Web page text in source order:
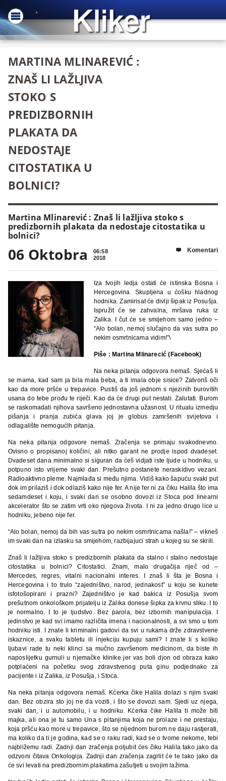
MARTINA MLINAREVIĆ :
ZNAŠ LI LAŽLJIVA
STOKO S
PREDIZBORNIH
PLAKATA DA
NEDOSTAJE
CITOSTATIKA U
BOLNICI?
Martina Mlinarević : Znaš li lažljiva stoko s
predizbornih plakata da nedostaje citostatika u
bolnici?
06 Oktobra
06:58
2018
 Komentari
Iza tvojih ledja ostati će istinska Bosna i
Hercegovina. Skupljena u ćošku hladnog
hodnika. Zamirisat će divlji šipak iz Posušja.
Ispružit će se zahvalna, mršava ruka iz
Zalika. I čut će se smijehom samo jedno –
“Alo bolan, nemoj slučajno da vas sutra po
nekim osmrtnicama vidim!”\
Piše : Martina Mlinarecić (Facebook)
Na neka pitanja odgovora nemaš. Sjećaš li
se mama, kad sam ja bila mala beba, a ti imala obje sisice? Zatvoriš oči
kao da more pršće u trepavice. Pustiš da još jednom s njezinih burovitih
usana do tebe prođu te riječi. Kao da će drugi put nestati. Zalutati. Burom
se raskomadati njihova savršeno jednostavna užasnost. U ritualu izmedju
pišanja i pranja zubića glava joj je globus zamršenih svijetova i
odlagalište nemogućih pitanja.
Na neka pitanja odgovore nemaš. Zračenja se primaju svakodnevno.
Ovisno o propisanoj količini, ali nitko garant ne prodje ispod dvadeset.
Dvadeset dana minimalno si siguran da ćeš vidjati iste ljude u hodniku, u
potpuno isto vrijeme svaki dan. Prešutno postanete neraskidivo vezani.
Radioaktivno pleme. Najmlađa si među njima. Vidiš kako šapuću svaki put
dok im prilaziš i dok odlaziš kako nije fer. A nije fer ni za čiku Halila što ima
sedamdeset i koju, i svaki dan se osobno dovozi iz Stoca pod linearni
akcelerator što se zatim vrti oko njegova života. I ni za jedno drugo lice u
hodniku, jebeno nije fer.
“Alo bolan, nemoj da bih vas sutra po nekim osmrtnicama našla!” – vikneš
im svaki dan na izlasku sa smijehom, razbijajuci strah u kojeg su se skrili.
Znaš li lažljiva stoko s predizbornih plakata da stalno i stalno nedostaje
citostatika u bolnici? Citostatici. Znam, malo drugačija riječ od –
Mercedes, regres, vitalni nacionalni interes. I znaš li šta je Bosna i
Hercegovina i to trulo “zajedništvo, narod, jednakost” u koju se kunete
isfotošopirani i prazni? Zajedništvo je kad bakica iz Posušja svom
prešutnom onkološkom prijatelju iz Zalika donese šipka za krvnu sliku. I to
je normalno. I to je ljudstvo. Bez parola, bez izbornih manipulacija. I
jedinstvo je kad svi imamo različita imena i nacionalnosti, a svi smo u tom
hodniku isti. I znate li kriminalni gadovi da svi u rukama drže zdravstvene
iskaznice, a svaku tabletu ili injekciju kupuju sami? I znate li s koliko
ljubavi rade tu neki klinci sa mučno završenom medicinom, da biste ih
naposlijetku gurnuli u njemačke klinike jer vas boli djon od obraza kako
potplaćeni na početku svog zdravstvenog puta ginu podjednako za
pacijente i iz Zalika, iz Posušja, i Stoca.
Na neka pitanja odgovora nemaš. Kćerka čike Halila dolazi s njim svaki
dan. Bez obzira sto joj ne da voziti, i što se dovozi sam. Sjedi uz njega,
svaki dan, i u automobilu, i u hodniku. Kćerka čike Halila ti može biti
majka, ali ona je tu samo Una s pitanjima koja ne prolaze i ne prestaju,
koja pršću kao more u trepavice, što se nijednom burom ne daju rastjerati,
ma koliko da ti je godina, kad se o raku radi, kad se o tvome nekome, tebi
najbližemu radi. Zadnji dan zračenja poljubit ćes čiku Halila tako jako da
odzvoni čitava Onkologija. Zadnji dan zračenja zagrlit će te tako jako da
će svi levati na predizbornim plakatima zašutjeti u svojim lažima.